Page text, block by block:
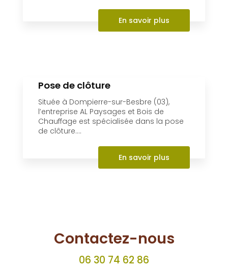
En savoir plus
Pose de clôture
Située à Dompierre-sur-Besbre (03),
l’entreprise AL Paysages et Bois de
Chauffage est spécialisée dans la pose
de clôture....
En savoir plus
Contactez-nous
06 30 74 62 86